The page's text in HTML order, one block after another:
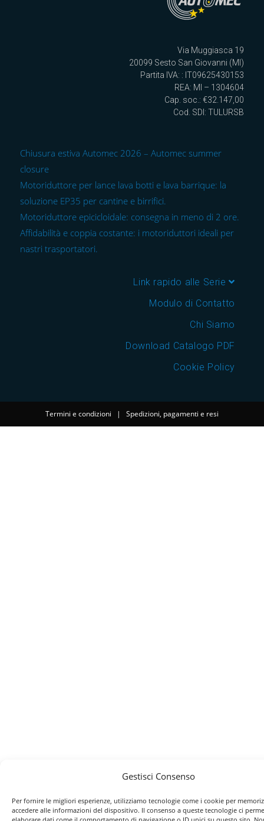
Gestisci Consenso
Per fornire le migliori esperienze, utilizziamo tecnologie come i cookie per
accedere alle informazioni del dispositivo. Il consenso a queste tecnologie ci
Via Muggiasca 19
20099 Sesto San Giovanni (MI)
Partita IVA: : IT09625430153
REA: MI – 1304604
Cap. soc.: €32.147,00
Cod. SDI: TULURSB
Chiusura estiva Automec 2026 – Automec summer
closure
Motoriduttore per lance lava botti e lava barrique: la
soluzione EP35 per cantine e birrifici.
Motoriduttore epicicloidale: consegna in meno di 2 ore.
Affidabilità e coppia costante: i motoriduttori ideali per
nastri trasportatori.
Link rapido alle Serie
Modulo di Contatto
Chi Siamo
Download Catalogo PDF
Cookie Policy
Termini e condizioni | Spedizioni, pagamenti e resi